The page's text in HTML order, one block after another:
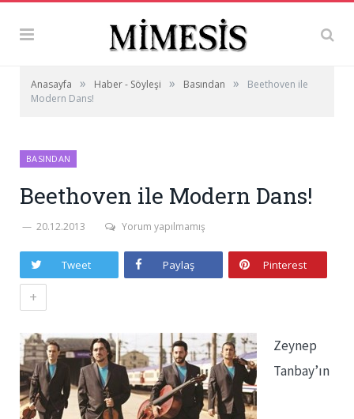
Anasayfa » Haber - Söyleşi » Basından »
Beethoven ile
Modern Dans!
BASINDAN
Beethoven ile Modern Dans!
20.12.2013 Yorum yapılmamış
Tweet Paylaş Pinterest
+
Zeynep
Tanbay’ın